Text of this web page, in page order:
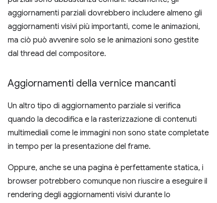
aggiornamenti parziali dovrebbero includere almeno gli
aggiornamenti visivi più importanti, come le animazioni,
ma ciò può avvenire solo se le animazioni sono gestite
dal thread del compositore.
Aggiornamenti della vernice mancanti
Un altro tipo di aggiornamento parziale si verifica
quando la decodifica e la rasterizzazione di contenuti
multimediali come le immagini non sono state completate
in tempo per la presentazione del frame.
Oppure, anche se una pagina è perfettamente statica, i
browser potrebbero comunque non riuscire a eseguire il
rendering degli aggiornamenti visivi durante lo